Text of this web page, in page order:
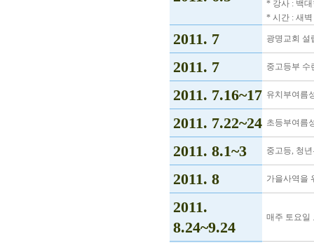
* 강사 : 백
* 시간 : 새
2011. 7 광명교회 설
2011. 7 중고등부 수
2011. 7.16~17 유치부여름
2011. 7.22~24 초등부여름
2011. 8.1~3 중고등, 청
2011. 8 가을사역을
2011.
8.24~9.24
매주 토요일